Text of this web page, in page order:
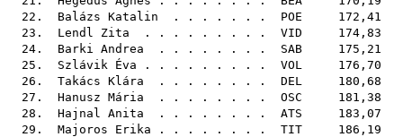
22. Balázs Katalin . . . . . . . POE 172,41
23. Lendl Zita . . . . . . . . . VID 174,83
24. Barki Andrea . . . . . . . . SAB 175,21
25. Szlávik Éva . . . . . . . . . VOL 176,70
26. Takács Klára . . . . . . . . DEL 180,68
27. Hanusz Mária . . . . . . . . OSC 181,38
28. Hajnal Anita . . . . . . . . ATS 183,07
29. Majoros Erika . . . . . . . . TIT 186,19